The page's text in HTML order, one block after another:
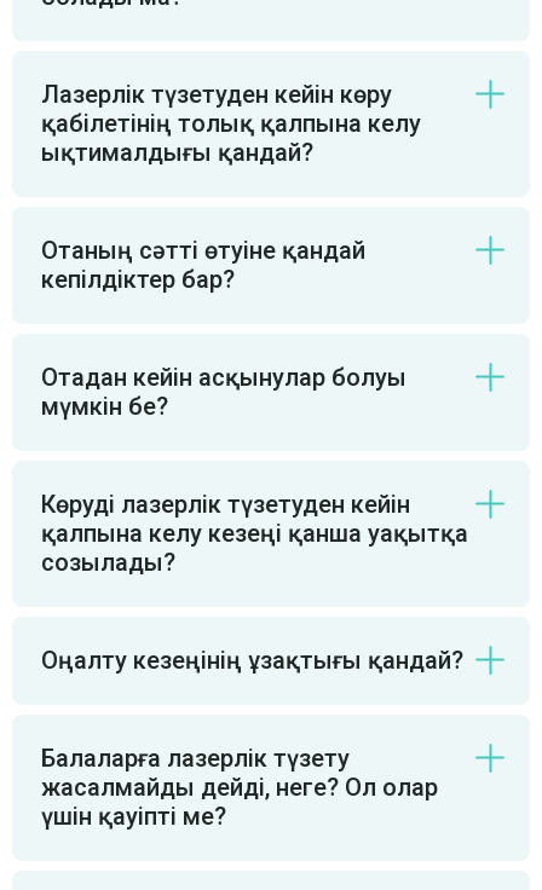
Лазерлік түзетуден кейін көру
қабілетінің толық қалпына келу
ықтималдығы қандай?
Отаның сәтті өтуіне қандай
кепілдіктер бар?
Отадан кейін асқынулар болуы
мүмкін бе?
Көруді лазерлік түзетуден кейін
қалпына келу кезеңі қанша уақытқа
созылады?
Оңалту кезеңінің ұзақтығы қандай?
Балаларға лазерлік түзету
жасалмайды дейді, неге? Ол олар
үшін қауіпті ме?